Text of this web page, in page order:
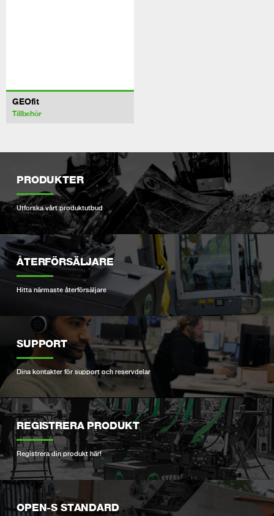
GEOfit
Tillbehör
PRODUKTER
Utforska vårt produktutbud
ÅTERFÖRSÄLJARE
Hitta närmaste återförsäljare
SUPPORT
Dina kontakter för support och reservdelar
REGISTRERA PRODUKT
Registrera din produkt här!
OPEN-S STANDARD